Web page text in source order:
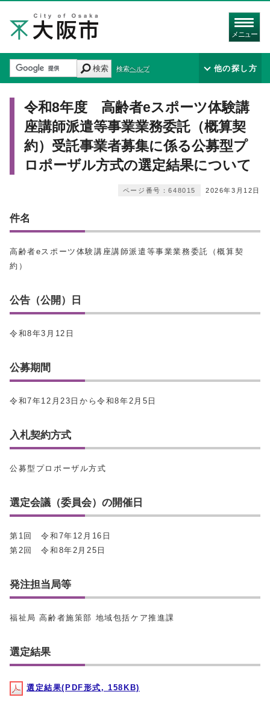
メニュー
検索 検索ヘルプ 他の探し方
令和8年度 高齢者eスポーツ体験講
座講師派遣等事業業務委託（概算契
約）受託事業者募集に係る公募型プ
ロポーザル方式の選定結果について
2026年3月12日
ページ番号：648015
件名
高齢者eスポーツ体験講座講師派遣等事業業務委託（概算契
約）
公告（公開）日
令和8年3月12日
公募期間
令和7年12月23日から令和8年2月5日
入札契約方式
公募型プロポーザル方式
選定会議（委員会）の開催日
第1回 令和7年12月16日
第2回 令和8年2月25日
発注担当局等
福祉局 高齢者施策部 地域包括ケア推進課
選定結果
選定結果(PDF形式, 158KB)